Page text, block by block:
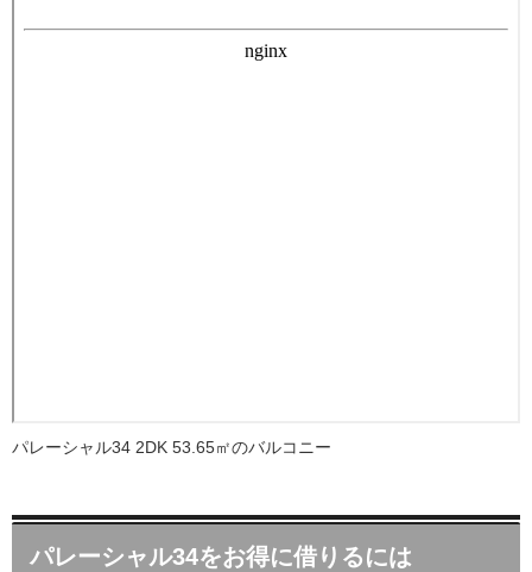
パレーシャル34 2DK 53.65㎡のバルコニー
パレーシャル34をお得に借りるには